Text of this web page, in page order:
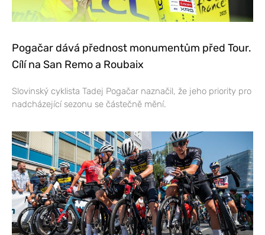
Pogačar dává přednost monumentům před Tour.
Cílí na San Remo a Roubaix
Slovinský cyklista Tadej Pogačar naznačil, že jeho priority pro
nadcházející sezonu se částečně mění.